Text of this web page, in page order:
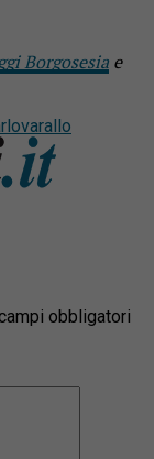
Borgosesia e
varallo
campi obbligatori